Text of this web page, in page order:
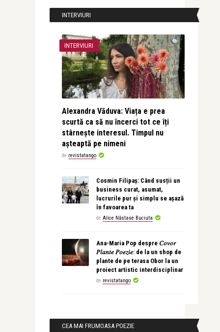
INTERVIURI
INTERVIURI
Alexandra Văduva: Viața e prea
scurtă ca să nu încerci tot ce îți
stârnește interesul. Timpul nu
așteaptă pe nimeni
de revistatango
Cosmin Filipaș: Când susții un
business curat, asumat,
lucrurile pur și simplu se așază
în favoarea ta
de Alice Năstase Buciuta
Ana-Maria Pop despre 𝐶𝑜𝑣𝑜𝑟
𝑃𝑙𝑎𝑛𝑡𝑒 𝑃𝑜𝑒𝑧𝑖𝑒: de la un shop de
plante de pe terasa Obor la un
proiect artistic interdisciplinar
de revistatango
CEA MAI FRUMOASA POEZIE